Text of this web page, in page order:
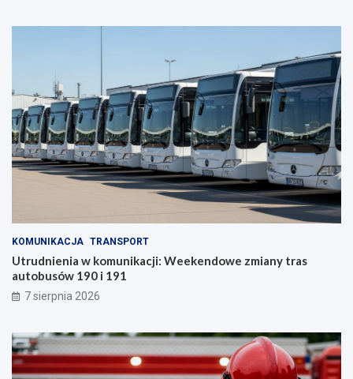
KOMUNIKACJA TRANSPORT
Utrudnienia w komunikacji: Weekendowe zmiany tras
autobusów 190 i 191
7 sierpnia 2026